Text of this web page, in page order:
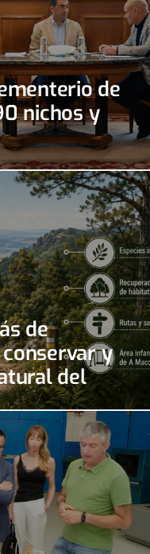
de
nichos y
de
y
del